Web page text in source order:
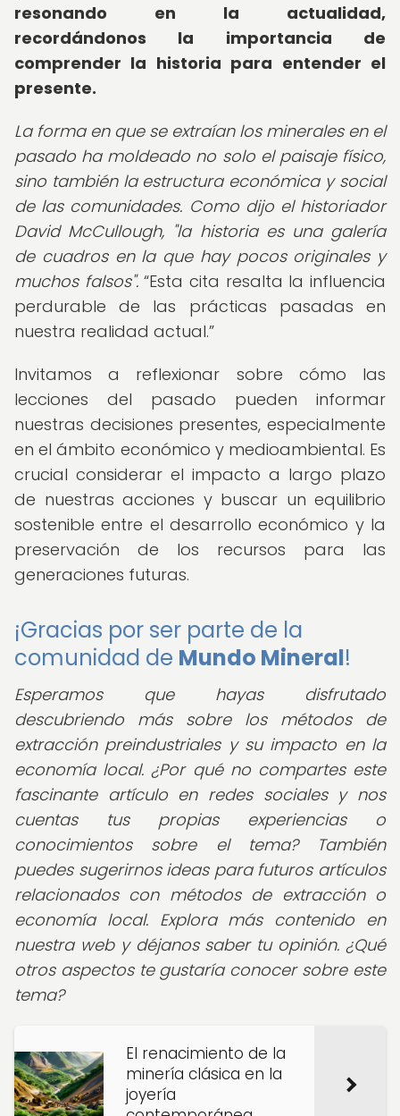
resonando en la actualidad,
recordándonos la importancia de
comprender la historia para entender el
presente.
La forma en que se extraían los minerales en el
pasado ha moldeado no solo el paisaje físico,
sino también la estructura económica y social
de las comunidades. Como dijo el historiador
David McCullough, "la historia es una galería
de cuadros en la que hay pocos originales y
muchos falsos". Esta cita resalta la influencia
perdurable de las prácticas pasadas en
nuestra realidad actual.
Invitamos a reflexionar sobre cómo las
lecciones del pasado pueden informar
nuestras decisiones presentes, especialmente
en el ámbito económico y medioambiental. Es
crucial considerar el impacto a largo plazo
de nuestras acciones y buscar un equilibrio
sostenible entre el desarrollo económico y la
preservación de los recursos para las
generaciones futuras.
¡Gracias por ser parte de la
comunidad de Mundo Mineral!
Esperamos que hayas disfrutado
descubriendo más sobre los métodos de
extracción preindustriales y su impacto en la
economía local. ¿Por qué no compartes este
fascinante artículo en redes sociales y nos
cuentas tus propias experiencias o
conocimientos sobre el tema? También
puedes sugerirnos ideas para futuros artículos
relacionados con métodos de extracción o
economía local. Explora más contenido en
nuestra web y déjanos saber tu opinión. ¿Qué
otros aspectos te gustaría conocer sobre este
tema?
El renacimiento de la
minería clásica en la
joyería